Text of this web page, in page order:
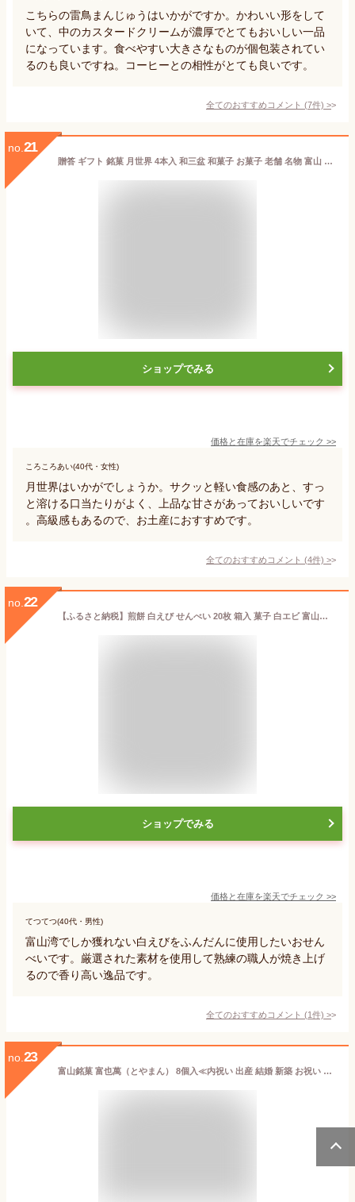
こちらの雷鳥まんじゅうはいかがですか。かわいい形をして
いて、中のカスタードクリームが濃厚でとてもおいしい一品
になっています。食べやすい大きさなものが個包装されてい
るのも良いですね。コーヒーとの相性がとても良いです。
全てのおすすめコメント (7件) >
no. 21
贈答 ギフト 銘菓 月世界 4本入 和三盆 和菓子 お菓子 老舗 名物 富山 月世界本舗
ショップでみる
価格と在庫を楽天でチェック >>
ころころあい(40代・女性)
月世界はいかがでしょうか。サクッと軽い食感のあと、すっ
と溶ける口当たりがよく、上品な甘さがあっておいしいです
。高級感もあるので、お土産におすすめです。
全てのおすすめコメント (4件) >
no. 22
【ふるさと納税】煎餅 白えび せんべい 20枚 箱入 菓子 白エビ 富山名物/シンエツ/富山県 黒部市 【 お菓子 おやつ 】 お届け：※寄附申込がお盆・連休前後の場合や寄附申込が集中した場合は、お届けまでお待たせすることがございます。
ショップでみる
価格と在庫を楽天でチェック >>
てつてつ(40代・男性)
富山湾でしか獲れない白えびをふんだんに使用したいおせん
べいです。厳選された素材を使用して熟練の職人が焼き上げ
るので香り高い逸品です。
全てのおすすめコメント (1件) >
no. 23
富山銘菓 富也萬（とやまん） 8個入≪内祝い 出産 結婚 新築 お祝い お返し ご挨拶 お中元 お歳暮 お年賀 お菓子 和菓子 スイーツ 個包装 お土産 贈り物 セット≫